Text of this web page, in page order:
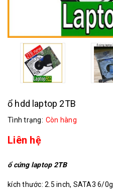
ổ hdd laptop 2TB
Tình trạng: Còn hàng
Liên hệ
ổ cứng laptop 2TB
kích thước: 2.5 inch, SATA3 6/